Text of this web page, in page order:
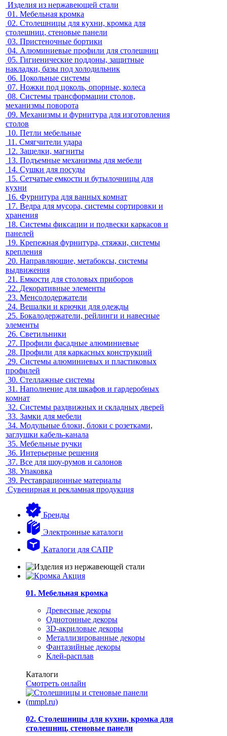
Изделия из нержавеющей стали
01. Мебельная кромка
02. Столешницы для кухни, кромка для
столешниц, стеновые панели
03. Пристеночные бортики
04. Алюминиевые профили для столешниц
05. Гигиенические поддоны, защитные
накладки, базы под холодильник
06. Цокольные системы
07. Ножки под цоколь, опорные, колеса
08. Системы трансформации столов,
механизмы поворота
09. Механизмы и фурнитура для изготовления
столов
10. Петли мебельные
11. Смягчители удара
12. Защелки, магниты
13. Подъемные механизмы для мебели
14. Сушки для посуды
15. Сетчатые емкости и бутылочницы для
кухни
16. Фурнитура для ванных комнат
17. Ведра для мусора, системы сортировки и
хранения
18. Системы фиксации и подвески каркасов и
панелей
19. Крепежная фурнитура, стяжки, системы
крепления
20. Направляющие, метабоксы, системы
выдвижения
21. Емкости для столовых приборов
22. Декоративные элементы
23. Менсолодержатели
24. Вешалки и крючки для одежды
25. Бокалодержатели, рейлинги и навесные
элементы
26. Светильники
27. Профили фасадные алюминиевые
28. Профили для каркасных конструкций
29. Системы алюминиевых и пластиковых
профилей
30. Стеллажные системы
31. Наполнение для шкафов и гардеробных
комнат
32. Системы раздвижных и складных дверей
33. Замки для мебели
34. Модульные блоки, блоки с розетками,
заглушки кабель-канала
35. Мебельные ручки
36. Интерьерные решения
37. Все для шоу-румов и салонов
38. Упаковка
39. Реставрационные материалы
Сувенирная и рекламная продукция
Бренды
Электронные каталоги
Каталоги для САПР
01. Мебельная кромка
Древесные декоры
Однотонные декоры
3D-акриловые декоры
Металлизированные декоры
Фантазийные декоры
Клей-расплав
Каталоги
Смотреть онлайн
02. Столешницы для кухни, кромка для
столешниц, стеновые панели